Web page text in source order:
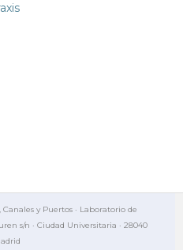
y Puertos · Laboratorio de
s/n · Ciudad Universitaria · 28040